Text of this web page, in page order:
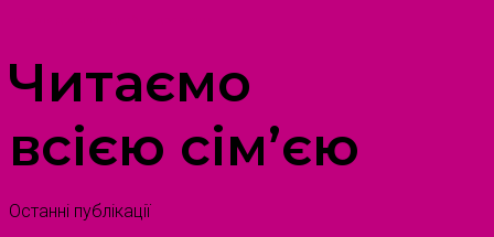
Читаємо
всією сім’єю
Останні публікації